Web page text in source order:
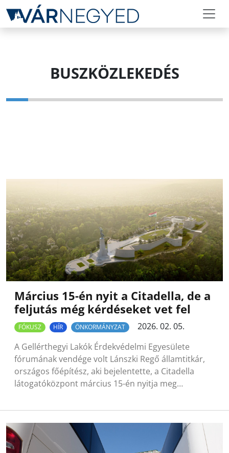
BUSZKÖZLEKEDÉS
Március 15-én nyit a Citadella, de a
feljutás még kérdéseket vet fel
FÓKUSZ HÍR ÖNKORMÁNYZAT
2026. 02. 05.
A Gellérthegyi Lakók Érdekvédelmi Egyesülete
fórumának vendége volt Lánszki Regő államtitkár,
országos főépítész, aki bejelentette, a Citadella
látogatóközpont március 15-én nyitja meg…